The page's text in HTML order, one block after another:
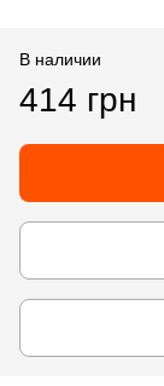
В наличии
414 грн